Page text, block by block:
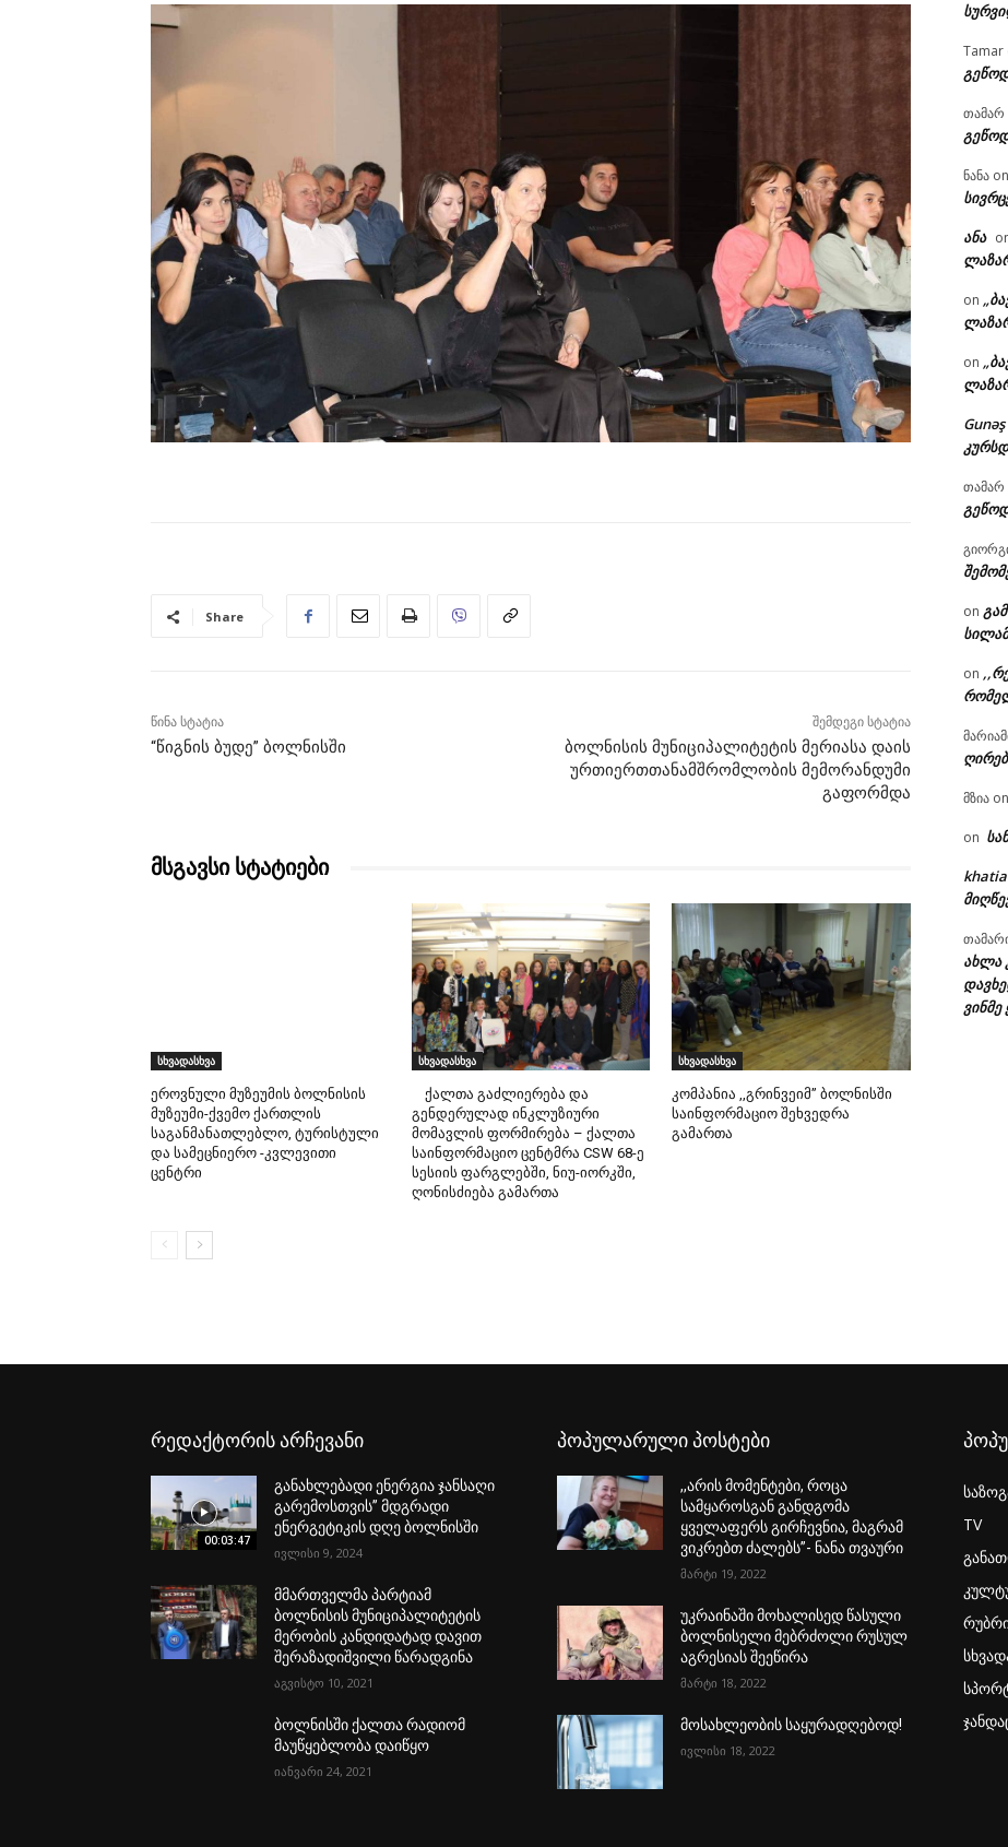
Share
წინა სტატია
“წიგნის ბუდე” ბოლნისში
შემდეგი სტატია
ბოლნისის მუნიციპალიტეტის მერიასა დაის
ურთიერთთანამშრომლობის მემორანდუმი
გაფორმდა
მსგავსი სტატიები
სხვადასხვა
ეროვნული მუზეუმის ბოლნისის
მუზეუმი-ქვემო ქართლის
საგანმანათლებლო, ტურისტული
და სამეცნიერო -კვლევითი
ცენტრი
სხვადასხვა
ქალთა გაძლიერება და
გენდერულად ინკლუზიური
მომავლის ფორმირება – ქალთა
საინფორმაციო ცენტმრა CSW 68-ე
სესიის ფარგლებში, ნიუ-იორკში,
ღონისძიება გამართა
სხვადასხვა
კომპანია ,,გრინვეიმ” ბოლნისში
საინფორმაციო შეხვედრა
გამართა
Tamar
თამარ
ნანა on
ანა
on
on
Gunəş
თამარ
on
on
მზია on
on
khatia
ახლა
რედაქტორის არჩევანი
00:03:47
განახლებადი ენერგია ჯანსაღი
გარემოსთვის’’ მდგრადი
ენერგეტიკის დღე ბოლნისში
ივლისი 9, 2024
მმართველმა პარტიამ
ბოლნისის მუნიციპალიტეტის
მერობის კანდიდატად დავით
შერაზადიშვილი წარადგინა
აგვისტო 10, 2021
ბოლნისში ქალთა რადიომ
მაუწყებლობა დაიწყო
იანვარი 24, 2021
პოპულარული პოსტები
,,არის მომენტები, როცა
სამყაროსგან განდგომა
ყველაფერს გირჩევნია, მაგრამ
ვიკრებთ ძალებს”- ნანა თვაური
მარტი 19, 2022
უკრაინაში მოხალისედ წასული
ბოლნისელი მებრძოლი რუსულ
აგრესიას შეეწირა
მარტი 18, 2022
მოსახლეობის საყურადღებოდ!
ივლისი 18, 2022
TV